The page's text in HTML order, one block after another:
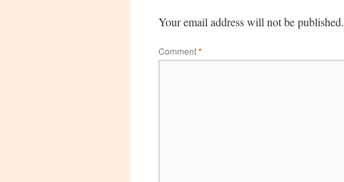
Your email address will not be published.
Comment*